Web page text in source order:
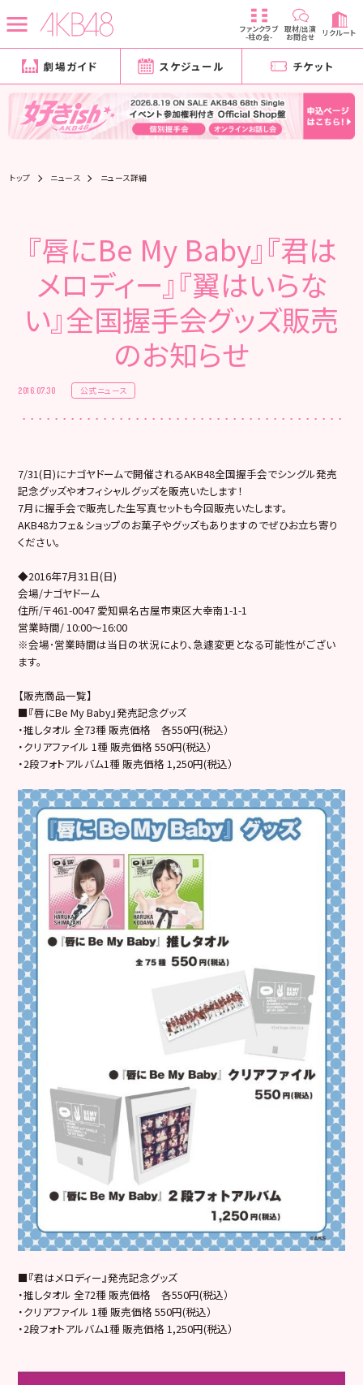
ファンクラブ
-柱の会-
取材/出演
お問合せ リクルート
劇場ガイド スケジュール チケット
トップ ニュース ニュース詳細
『唇にBe My Baby』『君は
メロディー』『翼はいらな
い』全国握手会グッズ販売
のお知らせ
2016.07.30 公式ニュース
7/31(日)にナゴヤドームで開催されるAKB48全国握手会でシングル発売
記念グッズやオフィシャルグッズを販売いたします！
7月に握手会で販売した生写真セットも今回販売いたします。
AKB48カフェ＆ショップのお菓子やグッズもありますのでぜひお立ち寄り
ください。
◆2016年7月31日(日)
会場/ナゴヤドーム
住所/〒461-0047 愛知県名古屋市東区大幸南1-1-1
営業時間/ 10:00～16:00
※会場･営業時間は当日の状況により､急遽変更となる可能性がござい
ます。
【販売商品一覧】
■『唇にBe My Baby』発売記念グッズ
・推しタオル 全73種 販売価格 各550円(税込）
・クリアファイル 1種 販売価格 550円(税込）
・2段フォトアルバム1種 販売価格 1,250円(税込）
■『君はメロディー』発売記念グッズ
・推しタオル 全72種 販売価格 各550円(税込）
・クリアファイル 1種 販売価格 550円(税込）
・2段フォトアルバム1種 販売価格 1,250円(税込）